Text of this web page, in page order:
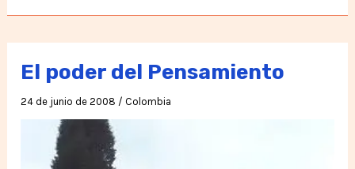
Campagna
No
allo
Scudo
Spaziale
El poder del Pensamiento
24 de junio de 2008 / Colombia